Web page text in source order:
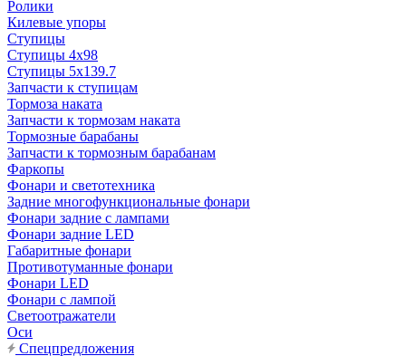
Ролики
Килевые упоры
Ступицы
Ступицы 4x98
Ступицы 5x139.7
Запчасти к ступицам
Тормоза наката
Запчасти к тормозам наката
Тормозные барабаны
Запчасти к тормозным барабанам
Фаркопы
Фонари и светотехника
Задние многофункциональные фонари
Фонари задние с лампами
Фонари задние LED
Габаритные фонари
Противотуманные фонари
Фонари LED
Фонари с лампой
Светоотражатели
Оси
Спецпредложения